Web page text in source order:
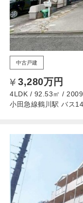
中古戸建
3,280万円
4LDK / 92.53㎡ / 2009
小田急線鶴川駅 バス